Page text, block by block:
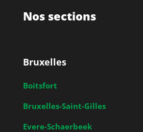
Nos sections
Bruxelles
Boitsfort
Bruxelles-Saint-Gilles
Evere-Schaerbeek